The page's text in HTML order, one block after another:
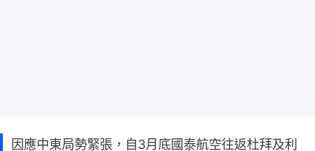
因應中東局勢緊張，自3月底國泰航空往返杜拜及利